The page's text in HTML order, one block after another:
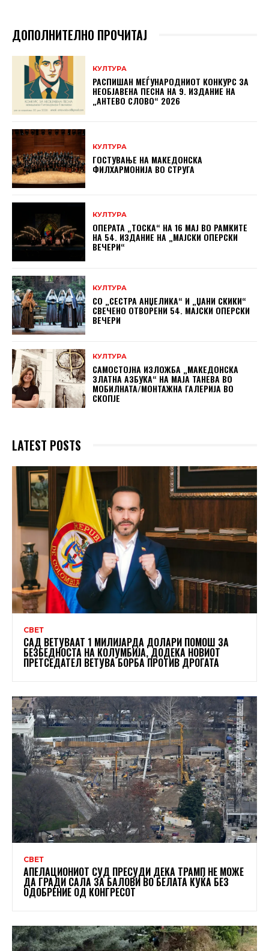
ДОПОЛНИТЕЛНО ПРОЧИТАЈ
КУЛТУРА
РАСПИШАН МЕЃУНАРОДНИОТ КОНКУРС ЗА
НЕОБЈАВЕНА ПЕСНА НА 9. ИЗДАНИЕ НА
„АНТЕВО СЛОВО“ 2026
КУЛТУРА
ГОСТУВАЊЕ НА МАКЕДОНСКА
ФИЛХАРМОНИЈА ВО СТРУГА
КУЛТУРА
ОПЕРАТА „ТОСКА“ НА 16 МАЈ ВО РАМКИТЕ
НА 54. ИЗДАНИЕ НА „МАЈСКИ ОПЕРСКИ
ВЕЧЕРИ“
КУЛТУРА
СО „СЕСТРА АНЏЕЛИКА“ И „ЏАНИ СКИКИ“
СВЕЧЕНО ОТВОРЕНИ 54. МАЈСКИ ОПЕРСКИ
ВЕЧЕРИ
КУЛТУРА
САМОСТОЈНА ИЗЛОЖБА „МАКЕДОНСКА
ЗЛАТНА АЗБУКА“ НА МAЈА ТАНЕВА ВО
МОБИЛНАТА/МОНТАЖНА ГАЛЕРИЈА ВО
СКОПЈЕ
LATEST POSTS
СВЕТ
САД ВЕТУВААТ 1 МИЛИЈАРДА ДОЛАРИ ПОМОШ ЗА
БЕЗБЕДНОСТА НА КОЛУМБИЈА, ДОДЕКА НОВИОТ
ПРЕТСЕДАТЕЛ ВЕТУВА БОРБА ПРОТИВ ДРОГАТА
СВЕТ
АПЕЛАЦИОНИОТ СУД ПРЕСУДИ ДЕКА ТРАМП НЕ МОЖЕ
ДА ГРАДИ САЛА ЗА БАЛОВИ ВО БЕЛАТА КУЌА БЕЗ
ОДОБРЕНИЕ ОД КОНГРЕСОТ